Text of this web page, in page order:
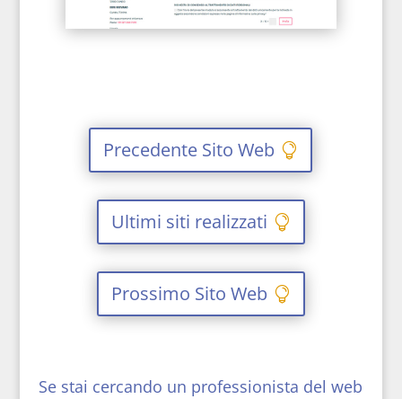
Precedente Sito Web
Ultimi siti realizzati
Prossimo Sito Web
Se stai cercando un professionista del web